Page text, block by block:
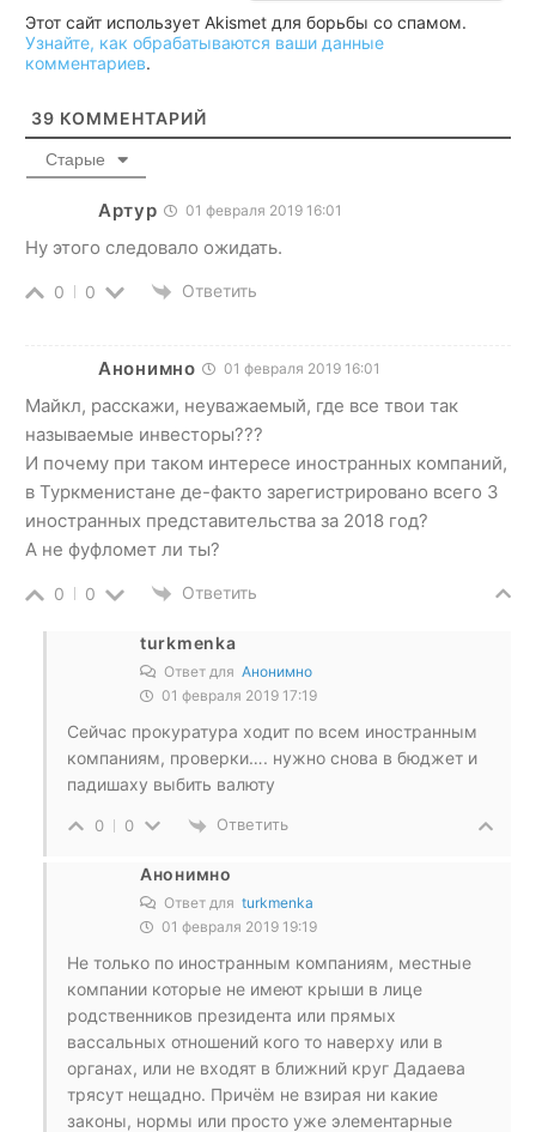
Этот сайт использует Akismet для борьбы со спамом.
Узнайте, как обрабатываются ваши данные
комментариев.
39 КОММЕНТАРИЙ
Старые
Артур 01 февраля 2019 16:01
Ну этого следовало ожидать.
0 0 Ответить
Анонимно 01 февраля 2019 16:01
Майкл, расскажи, неуважаемый, где все твои так
называемые инвесторы???
И почему при таком интересе иностранных компаний,
в Туркменистане де-факто зарегистрировано всего 3
иностранных представительства за 2018 год?
А не фуфломет ли ты?
0 0 Ответить
turkmenka
Ответ для Анонимно
01 февраля 2019 17:19
Сейчас прокуратура ходит по всем иностранным
компаниям, проверки…. нужно снова в бюджет и
падишаху выбить валюту
0 0 Ответить
Анонимно
Ответ для turkmenka
01 февраля 2019 19:19
Не только по иностранным компаниям, местные
компании которые не имеют крыши в лице
родственников президента или прямых
вассальных отношений кого то наверху или в
органах, или не входят в ближний круг Дадаева
трясут нещадно. Причём не взирая ни какие
законы, нормы или просто уже элементарные